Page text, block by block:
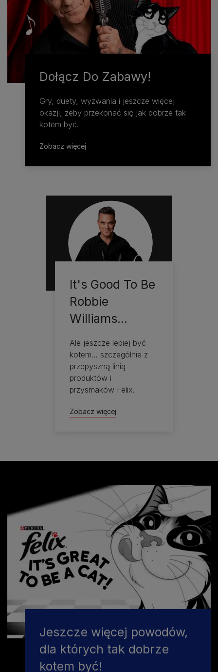
Dołącz Do Zabawy!
Gry, duety, wyzwania i jeszcze więcej
okazji, żeby przekonać się jak dobrze tak
kotem być.
Zobacz więcej
It's Good To Be
Robbie
Williams…
Ale jeszcze lepiej być
kotem… szczególnie z
przepyszną linią
produktów i
przysmaków Felix.
Zobacz więcej
Jeszcze więcej powodów,
dla których tak dobrze
kotem być!